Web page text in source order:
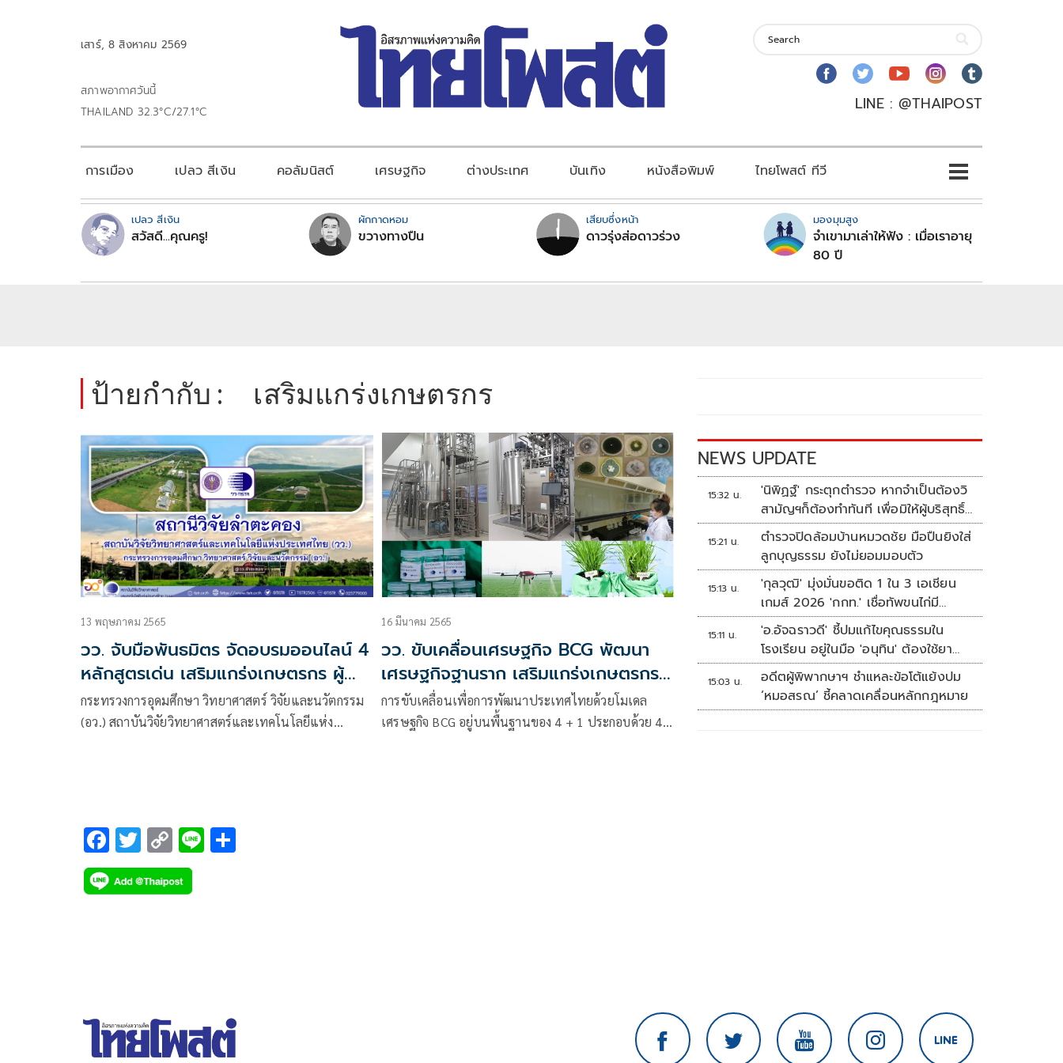
เสาร์, 8 สิงหาคม 2569
สภาพอากาศวันนี้
THAILAND 32.3°C/27.1°C
LINE : @THAIPOST
การเมือง เปลว สีเงิน คอลัมนิสต์ เศรษฐกิจ ต่างประเทศ บันเทิง หนังสือพิมพ์ ไทยโพสต์ ทีวี
เปลว สีเงิน
สวัสดี...คุณครู!
ผักกาดหอม
ขวางทางปืน
เสียบซึ่งหน้า
ดาวรุ่งส่อดาวร่วง
มองมุมสูง
จำเขามาเล่าให้ฟัง : เมื่อเราอายุ
80 ปี
ป้ายกำกับ : เสริมแกร่งเกษตรกร
13 พฤษภาคม 2565
วว. จับมือพันธมิตร จัดอบรมออนไลน์ 4
หลักสูตรเด่น เสริมแกร่งเกษตรกร ผู้
ประกอบการไทย
กระทรวงการอุดมศึกษา วิทยาศาสตร์ วิจัยและนวัตกรรม
(อว.) สถาบันวิจัยวิทยาศาสตร์และเทคโนโลยีแห่ง
16 มีนาคม 2565
วว. ขับเคลื่อนเศรษฐกิจ BCG พัฒนา
เศรษฐกิจฐานราก เสริมแกร่งเกษตรกร
ผู้ประกอบการไทย ด้วย วทน.
การขับเคลื่อนเพื่อการพัฒนาประเทศไทยด้วยโมเดล
เศรษฐกิจ BCG อยู่บนพื้นฐานของ 4 + 1 ประกอบด้วย 4
F
ac
e
T
wi
tt
C
o
p
Li
NEWS UPDATE
15:32 น.
'นิพิฏฐ์' กระตุกตำรวจ หากจำเป็นต้องวิ
สามัญฯก็ต้องทำทันที เพื่อมิให้ผู้บริสุทธิ์
เสียชีวิตเพิ่ม
15:21 น.
ตำรวจปิดล้อมบ้านหมวดชัย มือปืนยิงใส่
ลูกบุญธรรม ยังไม่ยอมมอบตัว
15:13 น.
'กุลวุฒิ' มุ่งมั่นขอติด 1 ใน 3 เอเชียน
เกมส์ 2026 'กกท.' เชื่อทัพขนไก่มี
เหรียญแน่
15:11 น.
'อ.อัจฉราวดี' ชี้ปมแก้ไขคุณธรรมใน
โรงเรียน อยู่ในมือ 'อนุทิน' ต้องใช้ยา
แรงกับ ก.ศึกษา เรื่องปืนแค่ปลายเหตุ
15:03 น.
อดีตผู้พิพากษาฯ ชำแหละข้อโต้แย้งปม
‘หมอสรณ’ ชี้คลาดเคลื่อนหลักกฎหมาย